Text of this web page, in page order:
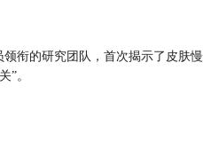
衔的研究团队，首次揭示了皮肤
”。